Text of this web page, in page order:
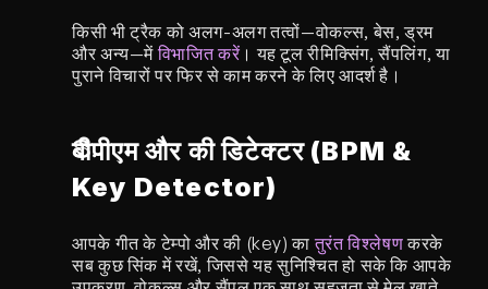
किसी भी ट्रैक को अलग-अलग तत्वों—वोकल्स, बेस, ड्रम
और अन्य—में विभाजित करें। यह टूल रीमिक्सिंग, सैंपलिंग, या
पुराने विचारों पर फिर से काम करने के लिए आदर्श है।
बीपीएम और की डिटेक्टर (BPM &
Key Detector)
आपके गीत के टेम्पो और की (key) का तुरंत विश्लेषण करके
सब कुछ सिंक में रखें, जिससे यह सुनिश्चित हो सके कि आपके